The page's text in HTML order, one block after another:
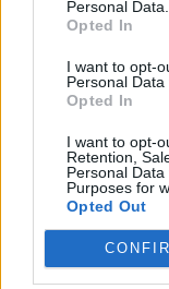
Personal Data.
Opted In
I want to opt-
Personal Data
Opted In
I want to opt-
Retention,
Personal
Purposes for
Opted Out